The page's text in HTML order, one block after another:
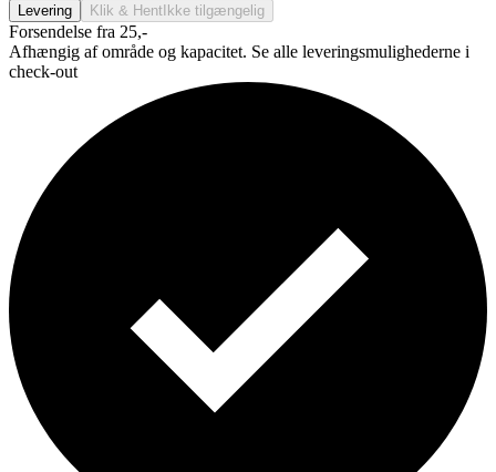
Levering Klik & Hent Ikke tilgængelig
Forsendelse fra 25,-
Afhængig af område og kapacitet. Se alle leveringsmulighederne i
check-out